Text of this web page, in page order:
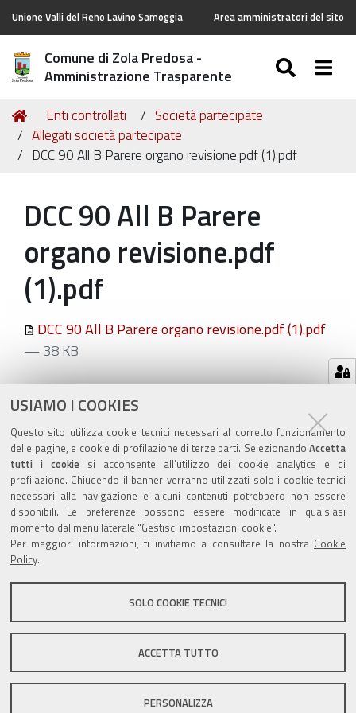
USIAMO I COOKIES
Questo sito utilizza cookie tecnici necessari al corretto funzionamento
delle pagine, e cookie di profilazione di terze parti. Selezionando Accetta
tutti i cookiesi acconsente all’utilizzo dei cookie analytics e di
profilazione. Chiudendo il banner verranno utilizzati solo i cookie tecnici
necessari alla navigazione e alcuni contenuti potrebbero non essere
disponibili. Le preferenze possono essere modificate in qualsiasi
momento dal menu laterale "Gestisci impostazioni cookie".
Per maggiori informazioni, ti invitiamo a consultare la nostra Cookie
Policy.
SOLO COOKIE TECNICI
ACCETTA TUTTO
PERSONALIZZA
Unione Valli del Reno Lavino Samoggia Area amministratori del sito
Comune di Zola Predosa -
Amministrazione Trasparente
Tu
sei
qui:
Home
Enti controllati
Società partecipate
Allegati società partecipate
DCC 90 All B Parere organo revisione.pdf (1).pdf
DCC 90 All B Parere
organo revisione.pdf
(1).pdf
DCC 90 All B Parere organo revisione.pdf (1).pdf
— 38 KB
Azioni
sul
documento
ultima modifica 16/05/2022
Valuta questo sito
Sito istituzionale Comune di Zola Predosa